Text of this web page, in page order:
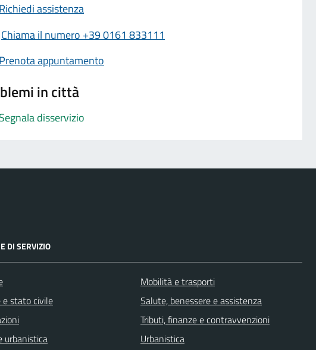
assistenza
Chiama il numero +39 0161 833111
appuntamento
in città
disservizio
DI SERVIZIO
e stato civile
urbanistica
Mobilità e trasporti
Salute, benessere e assistenza
Tributi, finanze e contravvenzioni
Urbanistica